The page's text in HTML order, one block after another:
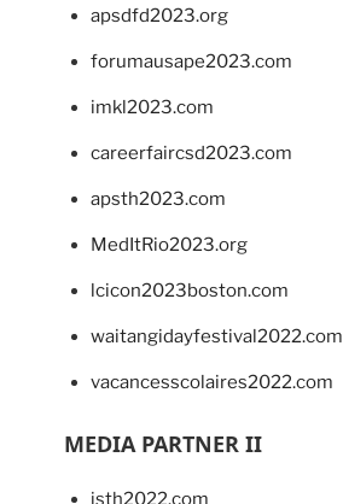
apsdfd2023.org
forumausape2023.com
imkl2023.com
careerfaircsd2023.com
apsth2023.com
MedItRio2023.org
lcicon2023boston.com
waitangidayfestival2022.com
vacancesscolaires2022.com
MEDIA PARTNER II
isth2022.com